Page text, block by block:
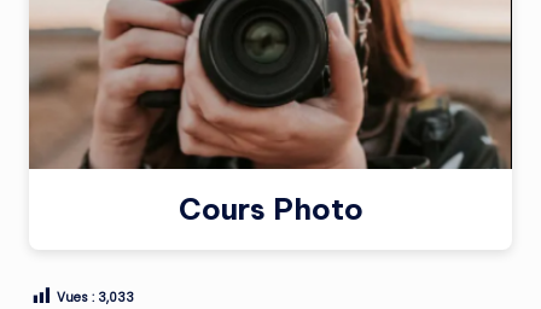
Cours Photo
Vues : 3,033